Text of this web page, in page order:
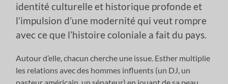
identité culturelle et historique profonde et
l’impulsion d’une modernité qui veut rompre
avec ce que l’histoire coloniale a fait du pays.
Autour d’elle, chacun cherche une issue. Esther multiplie
les relations avec des hommes influents (un DJ, un